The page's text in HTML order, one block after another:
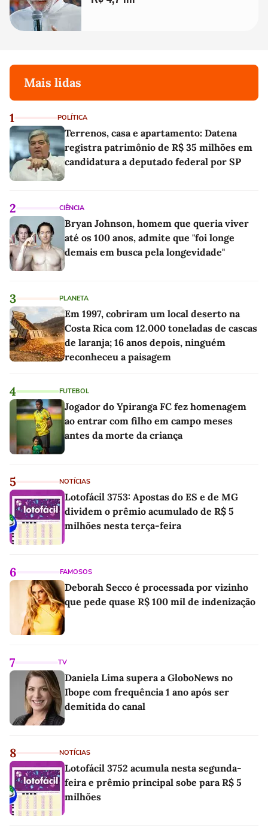
Mais lidas
1 POLÍTICA
Terrenos, casa e apartamento: Datena
registra patrimônio de R$ 35 milhões em
candidatura a deputado federal por SP
2 CIÊNCIA
Bryan Johnson, homem que queria viver
até os 100 anos, admite que "foi longe
demais em busca pela longevidade"
3 PLANETA
Em 1997, cobriram um local deserto na
Costa Rica com 12.000 toneladas de cascas
de laranja; 16 anos depois, ninguém
reconheceu a paisagem
4 FUTEBOL
Jogador do Ypiranga FC fez homenagem
ao entrar com filho em campo meses
antes da morte da criança
5 NOTÍCIAS
Lotofácil 3753: Apostas do ES e de MG
dividem o prêmio acumulado de R$ 5
milhões nesta terça-feira
6 FAMOSOS
Deborah Secco é processada por vizinho
que pede quase R$ 100 mil de indenização
7 TV
Daniela Lima supera a GloboNews no
Ibope com frequência 1 ano após ser
demitida do canal
8 NOTÍCIAS
Lotofácil 3752 acumula nesta segunda-
feira e prêmio principal sobe para R$ 5
milhões